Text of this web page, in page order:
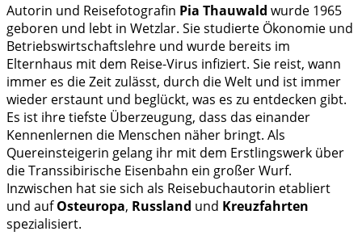
Autorin und Reisefotografin Pia Thauwald wurde 1965
geboren und lebt in Wetzlar. Sie studierte Ökonomie und
Betriebswirtschaftslehre und wurde bereits im
Elternhaus mit dem Reise-Virus infiziert. Sie reist, wann
immer es die Zeit zulässt, durch die Welt und ist immer
wieder erstaunt und beglückt, was es zu entdecken gibt.
Es ist ihre tiefste Überzeugung, dass das einander
Kennenlernen die Menschen näher bringt. Als
Quereinsteigerin gelang ihr mit dem Erstlingswerk über
die Transsibirische Eisenbahn ein großer Wurf.
Inzwischen hat sie sich als Reisebuchautorin etabliert
und aufOsteuropa, Russland und Kreuzfahrten
spezialisiert.